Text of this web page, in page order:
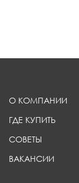
О КОМПАНИИ
ГДЕ КУПИТЬ
СОВЕТЫ
ВАКАНСИИ